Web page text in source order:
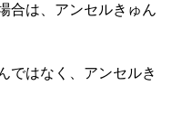
合は、アンセルきゅん
ではなく、アンセルき